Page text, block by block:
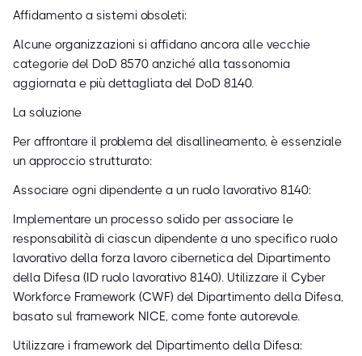
Affidamento a sistemi obsoleti:
Alcune organizzazioni si affidano ancora alle vecchie
categorie del DoD 8570 anziché alla tassonomia
aggiornata e più dettagliata del DoD 8140.
La soluzione
Per affrontare il problema del disallineamento, è essenziale
un approccio strutturato:
Associare ogni dipendente a un ruolo lavorativo 8140:
Implementare un processo solido per associare le
responsabilità di ciascun dipendente a uno specifico ruolo
lavorativo della forza lavoro cibernetica del Dipartimento
della Difesa (ID ruolo lavorativo 8140). Utilizzare il Cyber
Workforce Framework (CWF) del Dipartimento della Difesa,
basato sul framework NICE, come fonte autorevole.
Utilizzare i framework del Dipartimento della Difesa: